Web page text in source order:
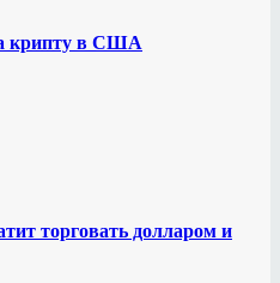
крипту в США
торговать долларом и